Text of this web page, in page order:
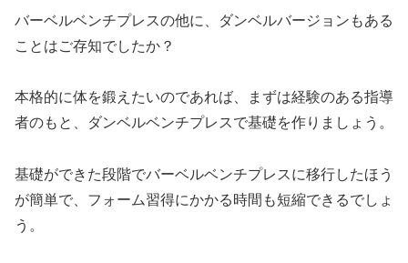
バーベルベンチプレスの他に、ダンベルバージョンもある
ことはご存知でしたか？
本格的に体を鍛えたいのであれば、まずは経験のある指導
者のもと、ダンベルベンチプレスで基礎を作りましょう。
基礎ができた段階でバーベルベンチプレスに移行したほう
が簡単で、フォーム習得にかかる時間も短縮できるでしょ
う。